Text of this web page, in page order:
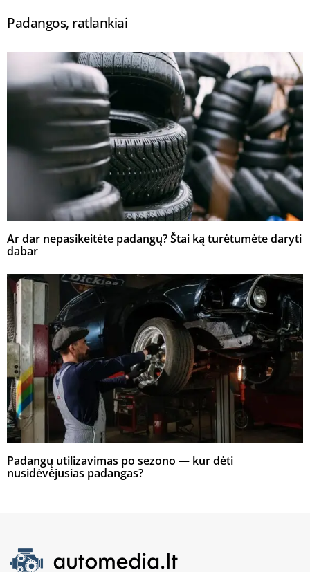
Padangos, ratlankiai
Ar dar nepasikeitėte padangų? Štai ką turėtumėte daryti
dabar
Padangų utilizavimas po sezono — kur dėti
nusidėvėjusias padangas?